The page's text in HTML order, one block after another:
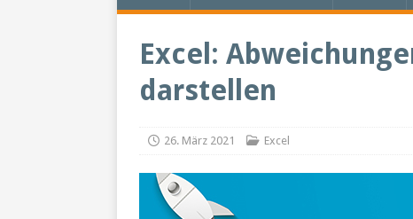
Excel:
darstellen
26. März 2021 Excel